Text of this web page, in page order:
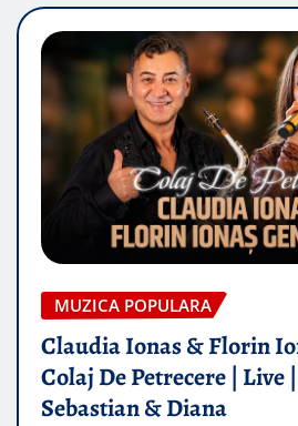
MUZICA POPULARA
Claudia Ionas & Florin
Colaj De Petrecere | Live
Sebastian & Diana